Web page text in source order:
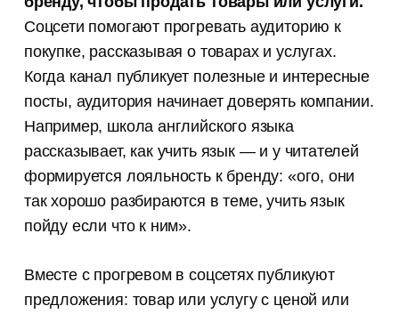
Соцсети помогают прогревать аудиторию к
покупке, рассказывая о товарах и услугах.
Когда канал публикует полезные и интересные
посты, аудитория начинает доверять компании.
Например, школа английского языка
рассказывает, как учить язык — и у читателей
формируется лояльность к бренду: «ого, они
так хорошо разбираются в теме, учить язык
пойду если что к ним».
Вместе с прогревом в соцсетях публикуют
предложения: товар или услугу с ценой или